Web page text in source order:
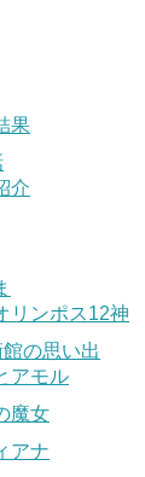
果
介
リンポス12神
の思い出
アモル
魔女
アナ